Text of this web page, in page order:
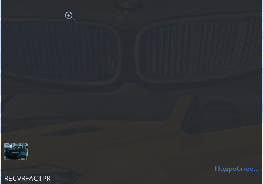
Подробнее...
RECVRFACTPR